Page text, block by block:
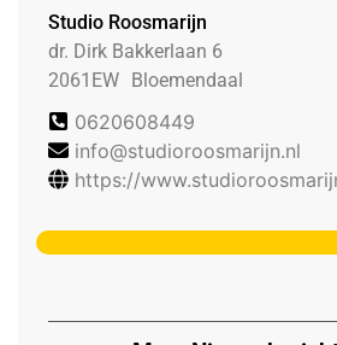
Studio Roosmarijn
dr. Dirk Bakkerlaan 6
2061EW Bloemendaal
0620608449
info@studioroosmarijn.nl
https://